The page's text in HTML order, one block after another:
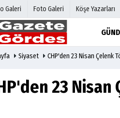
Galeri Foto Galeri Köşe Yazarları
Hava Durumu
Anketler
Siyaset CHP'den 23 Nisan Çelenk
23 Nisan